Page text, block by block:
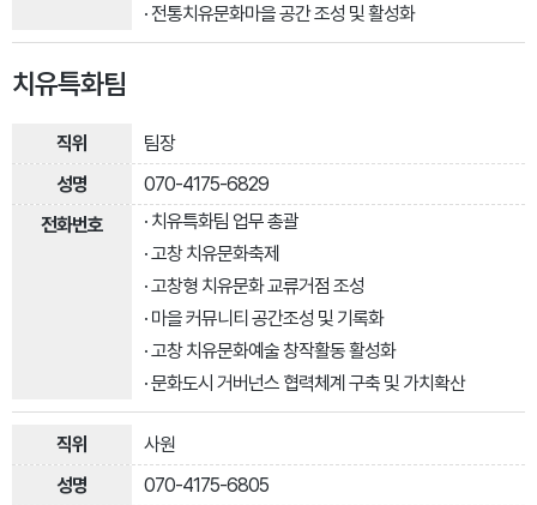
· 전통치유문화마을 공간 조성 및 활성화
치유특화팀
팀장
070-4175-6829
· 치유특화팀 업무 총괄
· 고창 치유문화축제
· 고창형 치유문화 교류거점 조성
· 마을 커뮤니티 공간조성 및 기록화
· 고창 치유문화예술 창작활동 활성화
· 문화도시 거버넌스 협력체계 구축 및 가치확산
사원
070-4175-6805